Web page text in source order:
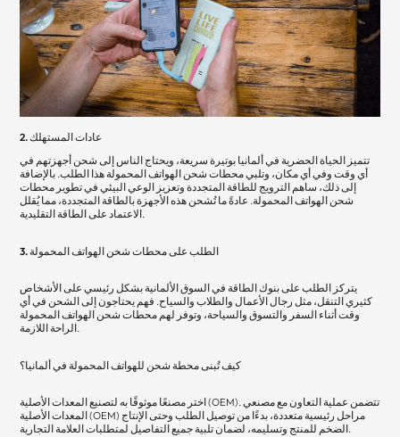
2. عادات المستهلك
تتميز الحياة الحضرية في ألمانيا بوتيرة سريعة، ويحتاج الناس إلى شحن أجهزتهم في
أي وقت وفي أي مكان، وتلبي محطات شحن الهواتف المحمولة هذا الطلب. بالإضافة
إلى ذلك، ساهم الترويج للطاقة المتجددة وتعزيز الوعي البيئي في تطوير محطات
شحن الهواتف المحمولة. عادةً ما تُشحن هذه الأجهزة بالطاقة المتجددة، مما يُقلل
الاعتماد على الطاقة التقليدية.
3. الطلب على محطات شحن الهواتف المحمولة
يتركز الطلب على بنوك الطاقة في السوق الألمانية بشكل رئيسي على الأشخاص
كثيري التنقل، مثل رجال الأعمال والطلاب والسياح. فهم يحتاجون إلى الشحن في أي
وقت أثناء السفر والتسوق والسياحة، وتوفر لهم محطات شحن الهواتف المحمولة
الراحة اللازمة.
كيف تُبنى محطة شحن للهواتف المحمولة في ألمانيا؟
اختر مصنعًا موثوقًا به لتصنيع المعدات الأصلية (OEM). تتضمن عملية التعاون مع مصنعي
المعدات الأصلية (OEM) مراحل رئيسية متعددة، بدءًا من توصيل الطلب وحتى الإنتاج
الضخم للمنتج وتسليمه، لضمان تلبية جميع التفاصيل لمتطلبات العلامة التجارية.